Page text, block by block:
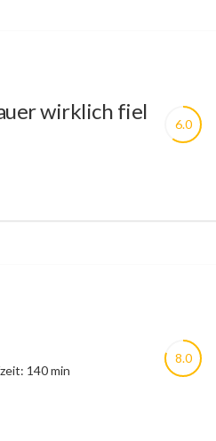
wirklich fiel
6.0
140 min
8.0